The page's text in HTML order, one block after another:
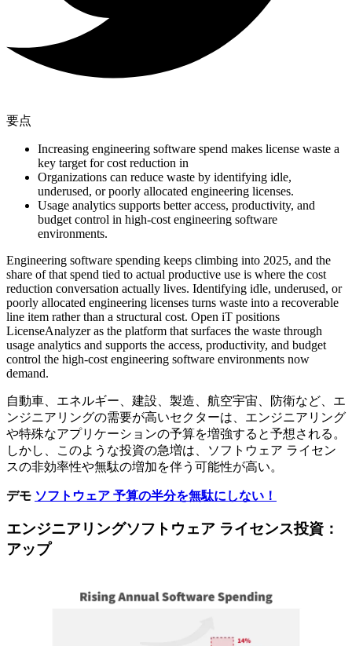
要点
Increasing engineering software spend makes license waste a
key target for cost reduction in
Organizations can reduce waste by identifying idle,
underused, or poorly allocated engineering licenses.
Usage analytics supports better access, productivity, and
budget control in high-cost engineering software
environments.
Engineering software spending keeps climbing into 2025, and the
share of that spend tied to actual productive use is where the cost
reduction conversation actually lives. Identifying idle, underused, or
poorly allocated engineering licenses turns waste into a recoverable
line item rather than a structural cost. Open iT positions
LicenseAnalyzer as the platform that surfaces the waste through
usage analytics and supports the access, productivity, and budget
control the high-cost engineering software environments now
demand.
自動車、エネルギー、建設、製造、航空宇宙、防衛など、エ
ンジニアリングの需要が高いセクターは、エンジニアリング
や特殊なアプリケーションの予算を増強すると予想される。
しかし、このような投資の急増は、ソフトウェア ライセン
スの非効率性や無駄の増加を伴う可能性が高い。
デモ ソフトウェア 予算の半分を無駄にしない！
エンジニアリングソフトウェア ライセンス投資：
アップ